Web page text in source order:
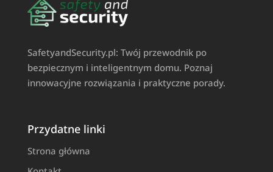
SafetyandSecurity.pl: Twój przewodnik po
bezpiecznym i inteligentnym domu. Poznaj
innowacyjne rozwiązania i praktyczne porady.
Przydatne linki
Strona główna